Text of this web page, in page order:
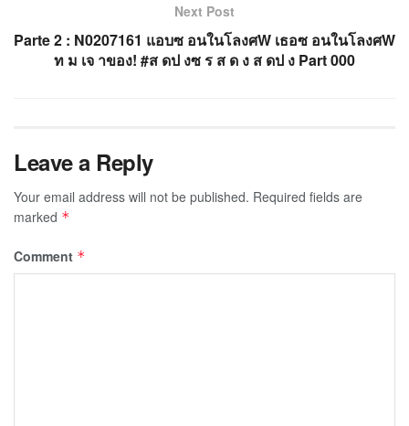
Next Post
Parte 2 : N0207161 แอบซ อนในโลงศW เธอซ อนในโลงศW
ท ม เจ าของ! #ส ดป งซ ร ส ด ง ส ดป ง Part 000
Leave a Reply
Your email address will not be published. Required fields are
marked *
Comment *